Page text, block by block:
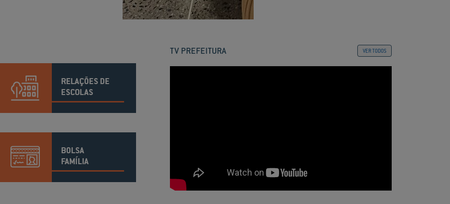
TV PREFEITURA VER TODOS